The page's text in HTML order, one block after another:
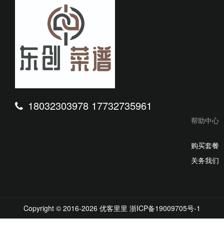
18032303978 17732735961
帮助中心
购买套餐
关务我们
Copyright © 2016-2026 优客里里 浙ICP备19009705号-1